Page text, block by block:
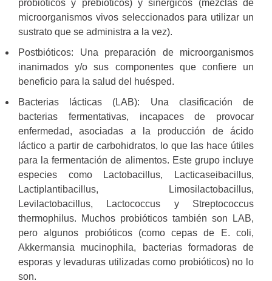
probióticos y prebióticos) y sinérgicos (mezclas de
microorganismos vivos seleccionados para utilizar un
sustrato que se administra a la vez).
Postbióticos: Una preparación de microorganismos
inanimados y/o sus componentes que confiere un
beneficio para la salud del huésped.
Bacterias lácticas (LAB): Una clasificación de
bacterias fermentativas, incapaces de provocar
enfermedad, asociadas a la producción de ácido
láctico a partir de carbohidratos, lo que las hace útiles
para la fermentación de alimentos. Este grupo incluye
especies como Lactobacillus, Lacticaseibacillus,
Lactiplantibacillus, Limosilactobacillus,
Levilactobacillus, Lactococcus y Streptococcus
thermophilus. Muchos probióticos también son LAB,
pero algunos probióticos (como cepas de E. coli,
Akkermansia mucinophila, bacterias formadoras de
esporas y levaduras utilizadas como probióticos) no lo
son.